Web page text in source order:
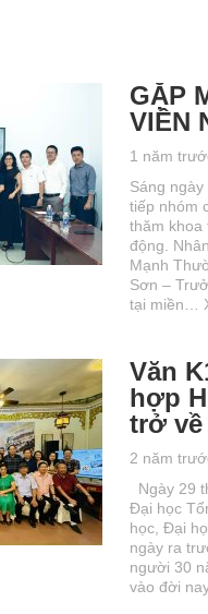
GẶP
VIÊN
1 năm
Sáng
tiếp nhóm
thăm khoa
động.
Mạnh
Sơn –
tại miền…
Văn
hợp
trở về
2 năm
Ngày 29
Đại học
học, Đại
ngày ra
người 30
vào đời